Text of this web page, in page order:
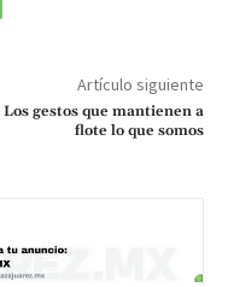
Artículo siguiente
Los gestos que mantienen a
flote lo que somos